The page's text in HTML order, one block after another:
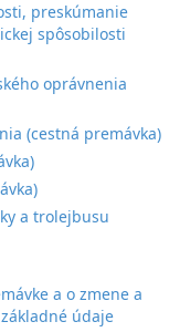
preskúmanie
spôsobilosti
oprávnenia
(cestná premávka)
a trolejbusu
a o zmene a
údaje